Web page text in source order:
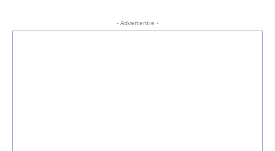
- Advertentie -